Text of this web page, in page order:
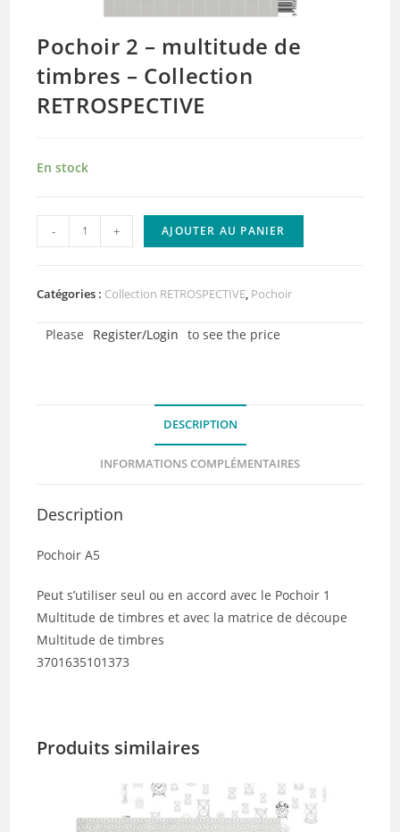
Pochoir 2 – multitude de
timbres – Collection
RETROSPECTIVE
En stock
quantité
de
2
multitude
- + AJOUTER AU PANIER
Catégories : Collection RETROSPECTIVE Pochoir
Please Register/Login to see the price
DESCRIPTION
INFORMATIONS COMPLÉMENTAIRES
Description
Pochoir A5
Peut s’utiliser seul ou en accord avec le Pochoir 1
Multitude de timbres et avec la matrice de découpe
Multitude de timbres
3701635101373
Produits similaires